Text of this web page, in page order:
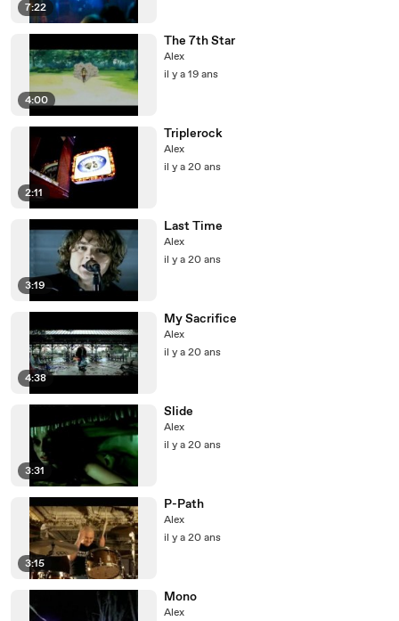
7:22
4:00
The 7th Star
Alex
il y a 19 ans
2:11
Triplerock
Alex
il y a 20 ans
3:19
Last Time
Alex
il y a 20 ans
4:38
My Sacrifice
Alex
il y a 20 ans
3:31
Slide
Alex
il y a 20 ans
3:15
P-Path
Alex
il y a 20 ans
Mono
Alex